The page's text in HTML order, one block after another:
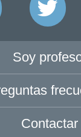
Soy
Contactar